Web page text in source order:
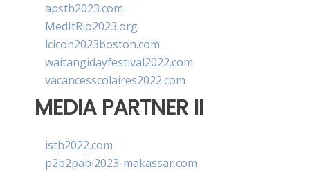
apsth2023.com
MedItRio2023.org
lcicon2023boston.com
waitangidayfestival2022.com
vacancesscolaires2022.com
MEDIA PARTNER II
isth2022.com
p2b2pabi2023-makassar.com